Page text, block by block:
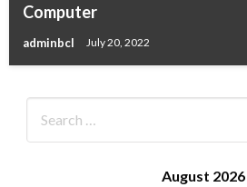
Computer
adminbcl July 20, 2022
August 2026